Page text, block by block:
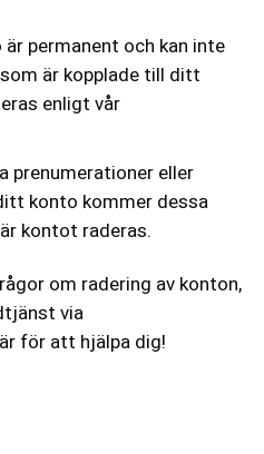
permanent och kan inte
är kopplade till ditt
enligt vår
prenumerationer eller
konto kommer dessa
kontot raderas.
om radering av konton,
via
för att hjälpa dig!